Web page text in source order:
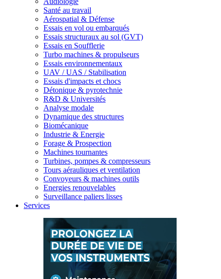
Santé au travail
Aérospatial & Défense
Essais en vol ou embarqués
Essais structuraux au sol (GVT)
Essais en Soufflerie
Turbo machines & propulseurs
Essais environnementaux
UAV / UAS / Stabilisation
Essais d'impacts et chocs
Détonique & pyrotechnie
R&D & Universités
Analyse modale
Dynamique des structures
Biomécanique
Industrie & Energie
Forage & Prospection
Machines tournantes
Turbines, pompes & compresseurs
Tours aérauliques et ventilation
Convoyeurs & machines outils
Energies renouvelables
Surveillance paliers lisses
Services